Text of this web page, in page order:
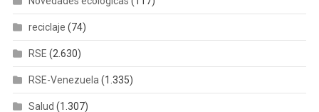
reciclaje (74)
RSE (2.630)
RSE-Venezuela(1.335)
Salud (1.307)